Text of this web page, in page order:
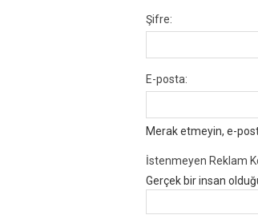
Şifre:
E-posta:
Merak etmeyin, e-
İstenmeyen Reklam
Gerçek bir insan